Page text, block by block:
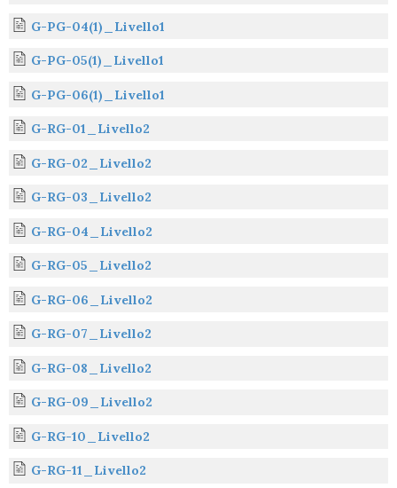
G-PG-04(1)_Livello1
G-PG-05(1)_Livello1
G-PG-06(1)_Livello1
G-RG-01_Livello2
G-RG-02_Livello2
G-RG-03_Livello2
G-RG-04_Livello2
G-RG-05_Livello2
G-RG-06_Livello2
G-RG-07_Livello2
G-RG-08_Livello2
G-RG-09_Livello2
G-RG-10_Livello2
G-RG-11_Livello2